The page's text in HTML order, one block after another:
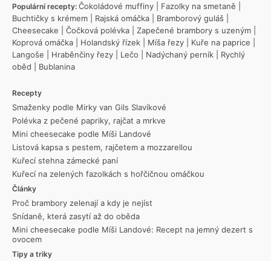
Populární recepty: Čokoládové muffiny Fazolky na smetaně
Buchtičky s krémem
Rajská omáčka Bramborový guláš
Cheesecake
Čočková polévka Zapečené brambory s uzeným
Koprová omáčka
Holandský řízek Míša řezy Kuře na paprice
Langoše
Hraběnčiny řezy Lečo Nadýchaný perník
Rychlý
oběd
Bublanina
Recepty
Smaženky podle Mirky van Gils Slavíkové
Polévka z pečené papriky, rajčat a mrkve
Mini cheesecake podle Míši Landové
Listová kapsa s pestem, rajčetem a mozzarellou
Kuřecí stehna zámecké paní
Kuřecí na zelených fazolkách s hořčičnou omáčkou
Články
Proč brambory zelenají a kdy je nejíst
Snídaně, která zasytí až do oběda
Mini cheesecake podle Míši Landové: Recept na jemný dezert s
ovocem
Tipy a triky